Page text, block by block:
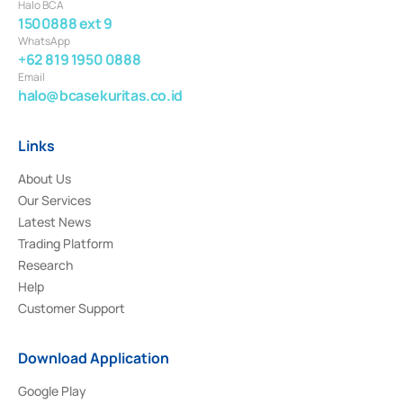
Halo BCA
1500888 ext 9
WhatsApp
+62 819 1950 0888
Email
halo@bcasekuritas.co.id
Links
About Us
Our Services
Latest News
Trading Platform
Research
Help
Customer Support
Download Application
Google Play